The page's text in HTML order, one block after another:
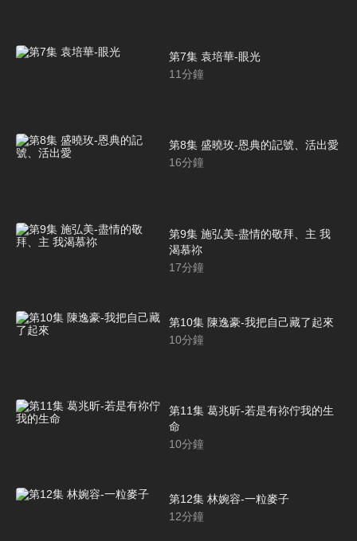
第7集 袁培華-眼光
11分鐘
第8集 盛曉玫-恩典的記號、活出愛
16分鐘
第9集 施弘美-盡情的敬拜、主 我
渴慕祢
17分鐘
第10集 陳逸豪-我把自己藏了起來
10分鐘
第11集 葛兆昕-若是有祢佇我的生
命
10分鐘
第12集 林婉容-一粒麥子
12分鐘